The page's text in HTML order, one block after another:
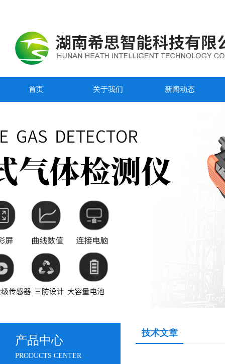
首页 关于我们 新闻动态
产品中心
PRODUCTS CENTER
技术文章